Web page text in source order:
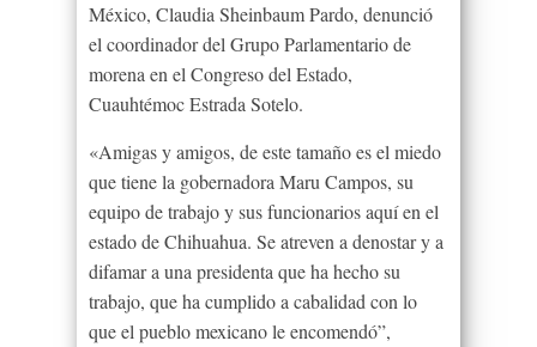
México, Claudia Sheinbaum Pardo, denunció
el coordinador del Grupo Parlamentario de
morena en el Congreso del Estado,
Cuauhtémoc Estrada Sotelo.
«Amigas y amigos, de este tamaño es el miedo
que tiene la gobernadora Maru Campos, su
equipo de trabajo y sus funcionarios aquí en el
estado de Chihuahua. Se atreven a denostar y a
difamar a una presidenta que ha hecho su
trabajo, que ha cumplido a cabalidad con lo
que el pueblo mexicano le encomendó”,